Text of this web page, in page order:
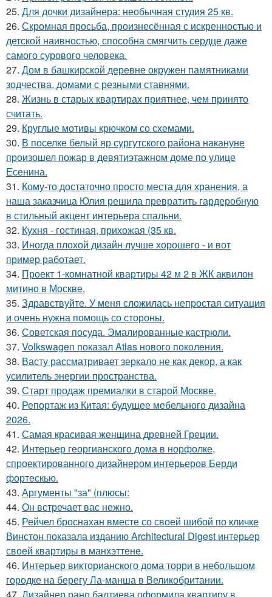
25. Для дочки дизайнера: необычная студия 25 кв.
26. Скромная просьба, произнесённая с искренностью и
детской наивностью, способна смягчить сердце даже
самого сурового человека.
27. Дом в башкирской деревне окружен памятниками
зодчества, домами с резными ставнями.
28. Жизнь в старых квартирах приятнее, чем принято
считать.
29. Круглые мотивы крючком со схемами.
30. В поселке белый яр сургутского района накануне
произошел пожар в девятиэтажном доме по улице
Есенина.
31. Кому-то достаточно просто места для хранения, а
наша заказчица Юлия решила превратить гардеробную
в стильный акцент интерьера спальни.
32. Кухня - гостиная, прихожая (35 кв.
33. Иногда плохой дизайн лучше хорошего - и вот
пример работает.
34. Проект 1-комнатной квартиры 42 м 2 в ЖК аквилон
митино в Москве.
35. Здравствуйте. У меня сложилась непростая ситуация
и очень нужна помощь со стороны.
36. Советская посуда. Эмалированные кастрюли.
37. Volkswagen показал Atlas нового поколения.
38. Васту рассматривает зеркало не как декор, а как
усилитель энергии пространства.
39. Старт продаж премиалки в старой Москве.
40. Репортаж из Китая: будущее мебельного дизайна
2026.
41. Самая красивая женщина древней Греции.
42. Интерьер георгианского дома в норфолке,
спроектированного дизайнером интерьеров Берди
фортескью.
43. Аргументы "за" (плюсы:
44. Он встречает вас нежно.
45. Рейчел броснахан вместе со своей шибой по кличке
Винстон показала изданию Architectural Digest интерьер
своей квартиры в манхэттене.
46. Интерьер викторианского дома торри в небольшом
городке на берегу Ла-манша в Великобритании.
47. Дизайнер рано балтиева оформила квартиру в